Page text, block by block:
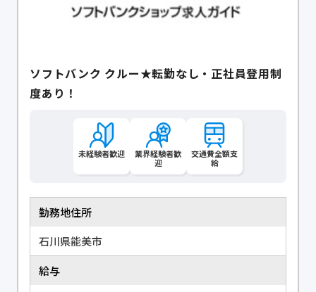
ソフトバンク クルー★転勤なし・正社員登用制
度あり！
未経験者歓迎
業界経験者歓
迎
交通費全額支
給
勤務地住所
石川県能美市
給与